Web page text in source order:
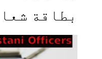
بطاقة